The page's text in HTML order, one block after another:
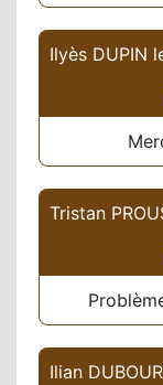
Ilyès DUPIN
Tristan
Ilian